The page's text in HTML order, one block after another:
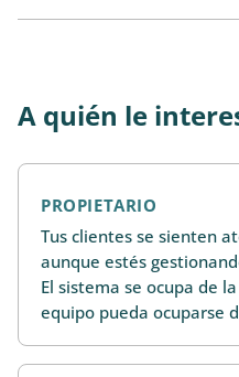
A quién le
PROPIETARIO
Tus clientes se sienten
aunque estés
El sistema se ocupa de
equipo pueda ocuparse